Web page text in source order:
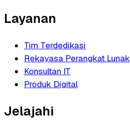
Layanan
Tim Terdedikasi
Rekayasa Perangkat Lunak
Konsultan IT
Produk Digital
Jelajahi